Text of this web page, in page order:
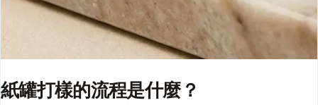
紙罐打樣的流程是什麼？